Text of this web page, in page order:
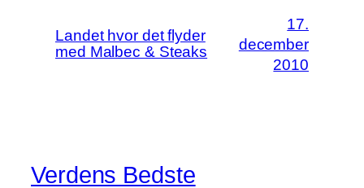
Landet hvor det flyder
med Malbec & Steaks
17.
december
2010
Verdens Bedste